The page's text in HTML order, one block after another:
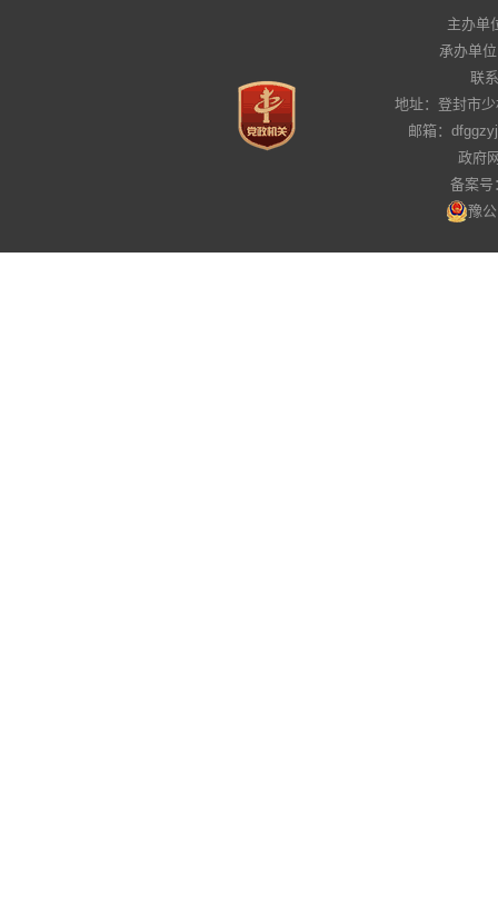
主办单
承办单
联
地址：登封市
邮箱：
政府
备案号
豫